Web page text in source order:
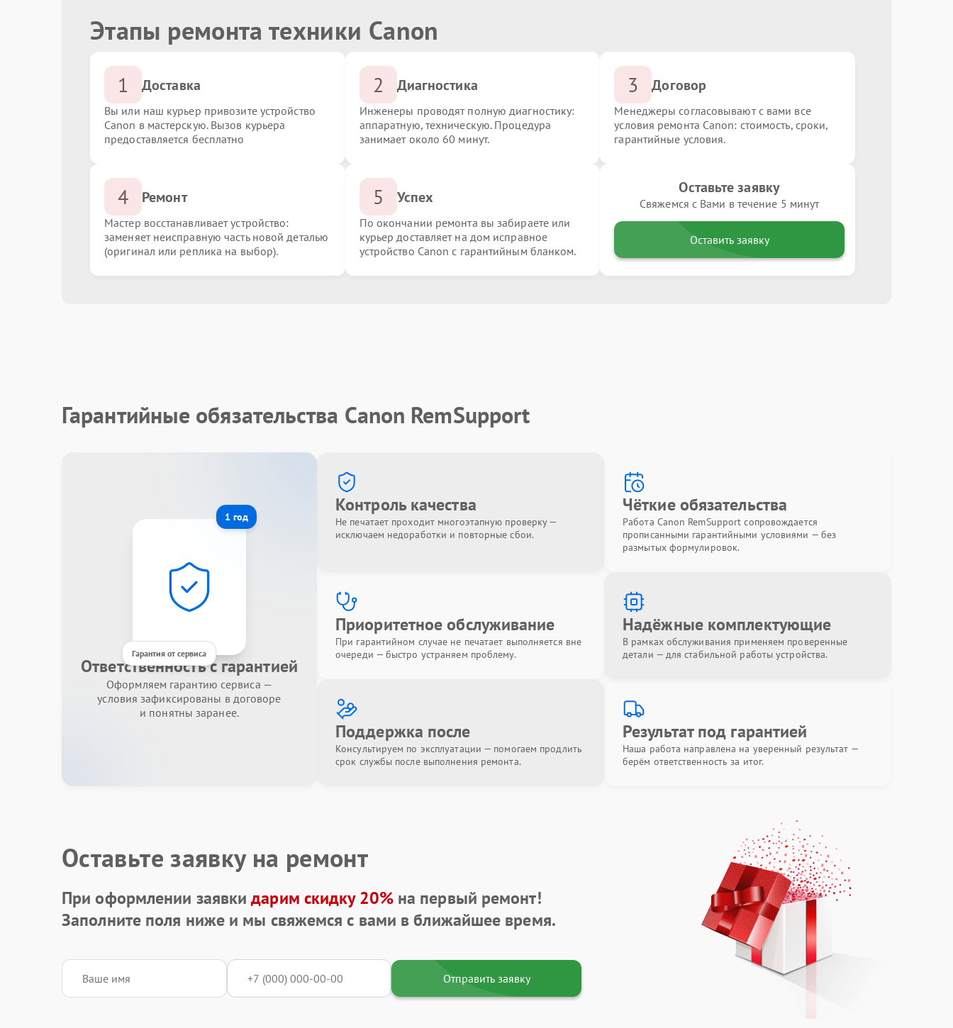
Этапы ремонта техники Canon
1 Доставка
Вы или наш курьер привозите устройство
Canon в мастерскую. Вызов курьера
предоставляется бесплатно
2 Диагностика
Инженеры проводят полную диагностику:
аппаратную, техническую. Процедура
занимает около 60 минут.
3 Договор
Менеджеры согласовывают с вами все
условия ремонта Canon: стоимость, сроки,
гарантийные условия.
4 Ремонт
Мастер восстанавливает устройство:
заменяет неисправную часть новой деталью
(оригинал или реплика на выбор).
5 Успех
По окончании ремонта вы забираете или
курьер доставляет на дом исправное
устройство Canon с гарантийным бланком.
Оставьте заявку
Свяжемся с Вами в течение 5 минут
Оставить заявку
Гарантийные обязательства Canon RemSupport
1 год
Гарантия от сервиса
Ответственность с гарантией
Оформляем гарантию сервиса —
условия зафиксированы в договоре
и понятны заранее.
Контроль качества
Не печатает проходит многоэтапную проверку —
исключаем недоработки и повторные сбои.
Чёткие обязательства
Работа Canon RemSupport сопровождается
прописанными гарантийными условиями — без
размытых формулировок.
Приоритетное обслуживание
При гарантийном случае не печатает выполняется вне
очереди — быстро устраняем проблему.
Надёжные комплектующие
В рамках обслуживания применяем проверенные
детали — для стабильной работы устройства.
Поддержка после
Консультируем по эксплуатации — помогаем продлить
срок службы после выполнения ремонта.
Результат под гарантией
Наша работа направлена на уверенный результат —
берём ответственность за итог.
Оставьте заявку на ремонт
При оформлении заявкидарим скидку 20%на первый ремонт!
Заполните поля ниже и мы свяжемся с вами в ближайшее время.
Отправить заявку